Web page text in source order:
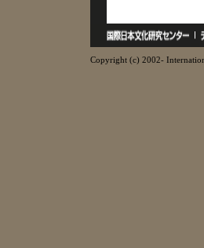
Copyright (c) 2002-